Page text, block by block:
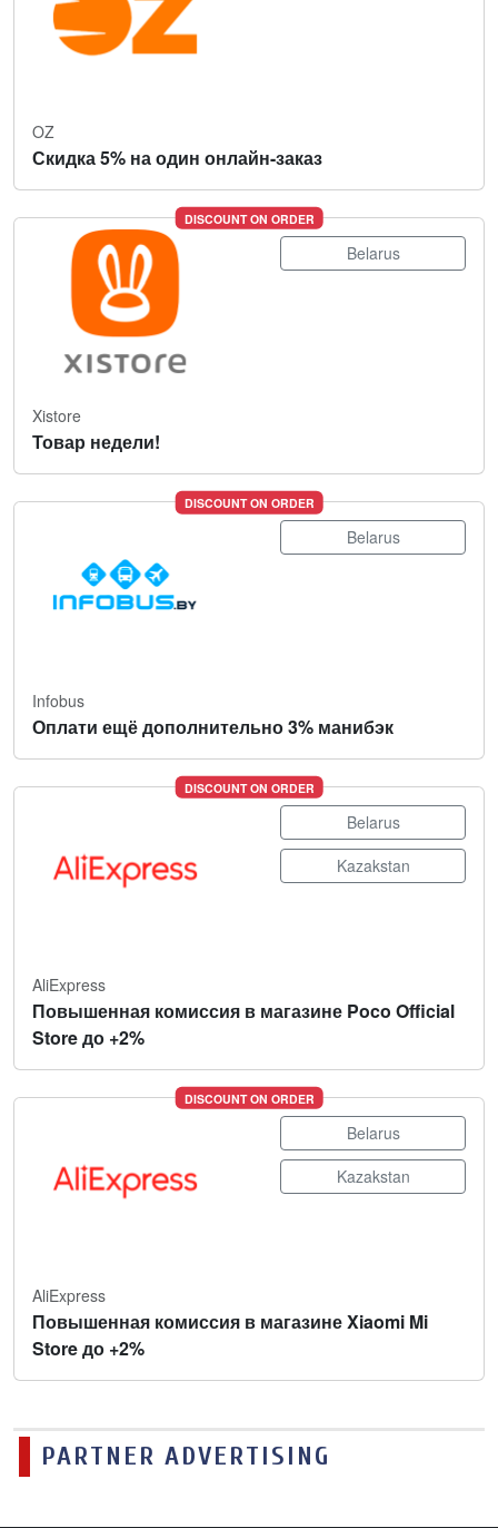
OZ
Скидка 5% на один онлайн-заказ
DISCOUNT ON ORDER
Belarus
Xistore
Товар недели!
DISCOUNT ON ORDER
Belarus
Infobus
Оплати ещё дополнительно 3% манибэк
DISCOUNT ON ORDER
Belarus
Kazakstan
AliExpress
Повышенная комиссия в магазине Poco Official
Store до +2%
DISCOUNT ON ORDER
Belarus
Kazakstan
AliExpress
Повышенная комиссия в магазине Xiaomi Mi
Store до +2%
PARTNER ADVERTISING